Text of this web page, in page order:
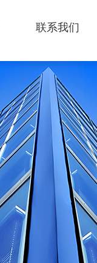
联系我们